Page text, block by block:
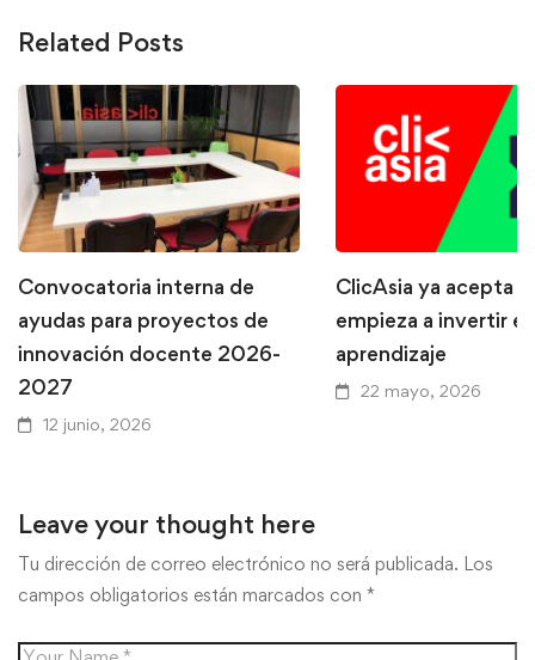
Related Posts
Convocatoria interna de
ayudas para proyectos de
innovación docente 2026-
2027
12 junio, 2026
ClicAsia ya acepta
empieza a invertir
aprendizaje
22 mayo, 2026
Leave your thought here
Tu dirección de correo electrónico no será publicada. Los
campos obligatorios están marcados con *